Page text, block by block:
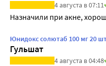
4 августа в 07:11
Назначили при акне,
Юнидокс солютаб 100 мг 20
Гульшат
4 августа в 04:48